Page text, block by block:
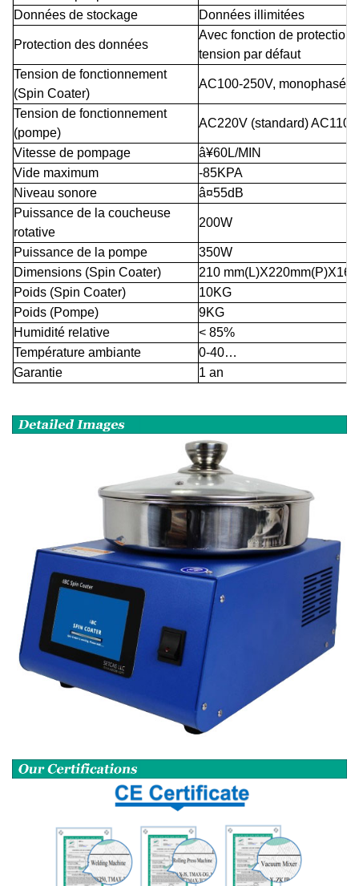
Données de stockage
Données illimitées
Protection des données
Avec fonction de protection
tension par défaut
Tension de fonctionnement
(Spin Coater)
AC100-250V, monophasé,
Tension de fonctionnement
(pompe)
AC220V (standard)
Vitesse de pompage
â¥60L/MIN
Vide maximum
-85KPA
Niveau sonore
â¤55dB
Puissance de la coucheuse
rotative
200W
Puissance de la pompe
350W
Dimensions (Spin Coater)
210
Poids (Spin Coater)
10KG
Poids (Pompe)
9KG
Humidité relative
< 85%
Température ambiante
0-40…
Garantie
1 an